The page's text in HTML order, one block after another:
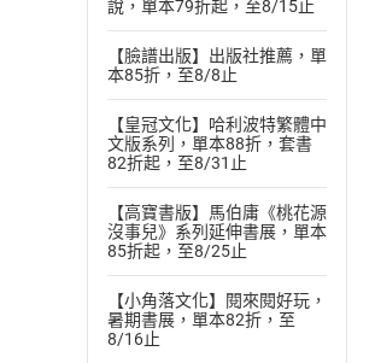
說，單本79折起，至8/15止
【臉譜出版】出版社推薦，單
本85折，至8/8止
【皇冠文化】哈利波特繁體中
文版系列，單本88折，套書
82折起，至8/31止
【高寶書版】馬伯庸《桃花源
沒事兒》系列延伸書展，單本
85折起，至8/25止
【小角落文化】閱來閱好玩，
暑期書展，單本82折，至
8/16止